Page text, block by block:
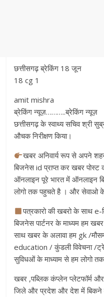
छत्तीसगढ़ ब्रेकिंग 18 जून
18 cg 1
amit mishra
ब्रेकिंग न्यूज़………..ब्रेकिंग न्यूज़
छत्तीसगढ़ के स्वाथ्य सचिव श्री
औचक निरीक्षण किया।
खबर अनिवार्य रूप से अपने
बिजनेस id प्राप्त कर खबर
ऑनलाइन पूरे भारत में ऑनलाइन
लोगो तक पहुचते है । और सेवाओ
पत्रकारो की खबरो के साथ e-
बिजनेस पार्टनर के माध्यम हम
साथ खबर के अलावा हम gk /
education / कुंडली विवेचना /
सुविधओं के माध्याम से हम लोगो
खबर ,पब्लिक कंप्लेन प्लेटफॉर्म
जिले और प्रदेश और देश में बिकने